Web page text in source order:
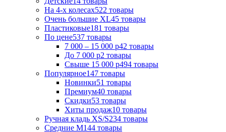
На 4-х колесах522 товары
Очень большие XL45 товары
Пластиковые181 товары
По цене537 товары
7 000 – 15 000 р42 товары
До 7 000 р2 товары
Свыше 15 000 р494 товары
Популярное147 товары
Новинки51 товары
Премиум40 товары
Скидки53 товары
Хиты продаж10 товары
Ручная кладь XS/S234 товары
Средние M144 товары